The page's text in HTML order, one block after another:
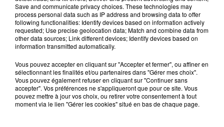
Saint-Omer : un enfant gravement brûlé
après l'explosion d'un jouet...
Hazebrouck : victime d'un accident,
Lucas s'en est allé brutalement...
Save and communicate privacy choices. These technologies may
process personal data such as IP address and browsing data to offer
following functionalities: Identify devices based on information actively
requested; Use precise geolocation data; Match and combine data from
other data sources; Link different devices; Identify devices based on
information transmitted automatically.
Vous pouvez accepter en cliquant sur "Accepter et fermer", ou affiner en
sélectionnant les finalités et/ou partenaires dans "Gérer mes choix".
Vous pouvez également refuser en cliquant sur "Continuer sans
accepter". Vos préférences ne s'appliqueront que pour ce site. Vous
pouvez mettre à jour vos choix, ou retirer votre consentement à tout
moment via le lien "Gérer les cookies" situé en bas de chaque page.